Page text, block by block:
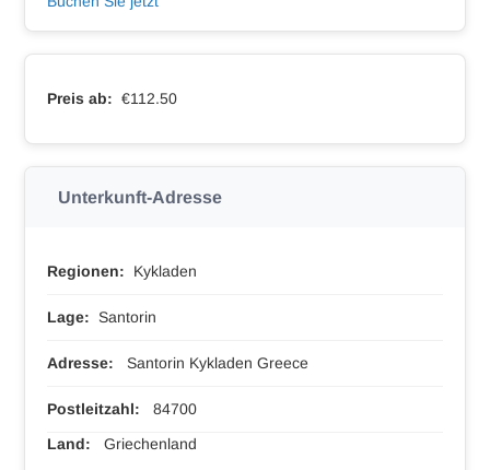
Preis ab: €112.50
Unterkunft-Adresse
Regionen: Kykladen
Lage: Santorin
Adresse: Santorin Kykladen Greece
Postleitzahl:
84700
Land:
Griechenland